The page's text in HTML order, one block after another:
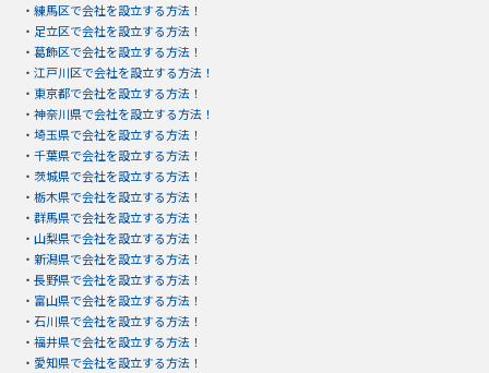
・ 練馬区で会社を設立する方法！
・ 足立区で会社を設立する方法！
・ 葛飾区で会社を設立する方法！
・ 江戸川区で会社を設立する方法！
・ 東京都で会社を設立する方法！
・ 神奈川県で会社を設立する方法！
・ 埼玉県で会社を設立する方法！
・ 千葉県で会社を設立する方法！
・ 茨城県で会社を設立する方法！
・ 栃木県で会社を設立する方法！
・ 群馬県で会社を設立する方法！
・ 山梨県で会社を設立する方法！
・ 新潟県で会社を設立する方法！
・ 長野県で会社を設立する方法！
・ 富山県で会社を設立する方法！
・ 石川県で会社を設立する方法！
・ 福井県で会社を設立する方法！
・ 愛知県で会社を設立する方法！